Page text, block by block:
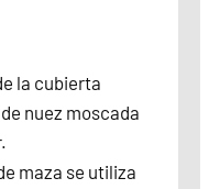
la cubierta
nuez moscada
maza se utiliza